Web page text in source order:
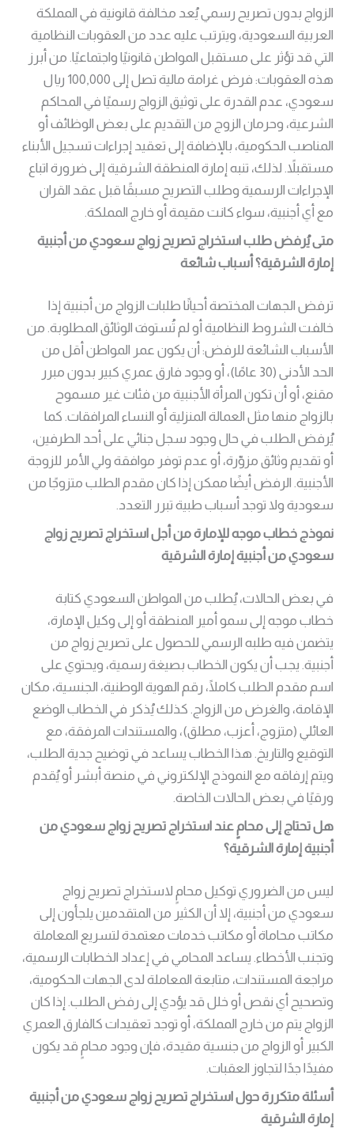
الزواج بدون تصريح رسمي يُعد مخالفة قانونية في المملكة
العربية السعودية، ويترتب عليه عدد من العقوبات النظامية
التي قد تؤثر على مستقبل المواطن قانونيًا واجتماعيًا. من أبرز
هذه العقوبات: فرض غرامة مالية تصل إلى 100,000 ريال
سعودي، عدم القدرة على توثيق الزواج رسميًا في المحاكم
الشرعية، وحرمان الزوج من التقديم على بعض الوظائف أو
المناصب الحكومية، بالإضافة إلى تعقيد إجراءات تسجيل الأبناء
مستقبلاً. لذلك، تنبه إمارة المنطقة الشرقية إلى ضرورة اتباع
الإجراءات الرسمية وطلب التصريح مسبقًا قبل عقد القران
مع أي أجنبية، سواء كانت مقيمة أو خارج المملكة.
متى يُرفض طلب استخراج تصريح زواج سعودي من أجنبية
إمارة الشرقية؟ أسباب شائعة
ترفض الجهات المختصة أحيانًا طلبات الزواج من أجنبية إذا
خالفت الشروط النظامية أو لم تُستوفَ الوثائق المطلوبة. من
الأسباب الشائعة للرفض: أن يكون عمر المواطن أقل من
الحد الأدنى (30 عامًا)، أو وجود فارق عمري كبير بدون مبرر
مقنع، أو أن تكون المرأة الأجنبية من فئات غير مسموح
بالزواج منها مثل العمالة المنزلية أو النساء المرافقات. كما
يُرفض الطلب في حال وجود سجل جنائي على أحد الطرفين،
أو تقديم وثائق مزوّرة، أو عدم توفر موافقة ولي الأمر للزوجة
الأجنبية. الرفض أيضًا ممكن إذا كان مقدم الطلب متزوجًا من
سعودية ولا توجد أسباب طبية تبرر التعدد.
نموذج خطاب موجه للإمارة من أجل استخراج تصريح زواج
سعودي من أجنبية إمارة الشرقية
في بعض الحالات، يُطلب من المواطن السعودي كتابة
خطاب موجه إلى سمو أمير المنطقة أو إلى وكيل الإمارة،
يتضمن فيه طلبه الرسمي للحصول على تصريح زواج من
أجنبية. يجب أن يكون الخطاب بصيغة رسمية، ويحتوي على
اسم مقدم الطلب كاملًا، رقم الهوية الوطنية، الجنسية، مكان
الإقامة، والغرض من الزواج. كذلك يُذكر في الخطاب الوضع
العائلي (متزوج، أعزب، مطلق)، والمستندات المرفقة، مع
التوقيع والتاريخ. هذا الخطاب يساعد في توضيح جدية الطلب،
ويتم إرفاقه مع النموذج الإلكتروني في منصة أبشر أو يُقدم
ورقيًا في بعض الحالات الخاصة.
هل تحتاج إلى محامٍ عند استخراج تصريح زواج سعودي من
أجنبية إمارة الشرقية؟
ليس من الضروري توكيل محامٍ لاستخراج تصريح زواج
سعودي من أجنبية، إلا أن الكثير من المتقدمين يلجأون إلى
مكاتب محاماة أو مكاتب خدمات معتمدة لتسريع المعاملة
وتجنب الأخطاء. يساعد المحامي في إعداد الخطابات الرسمية،
مراجعة المستندات، متابعة المعاملة لدى الجهات الحكومية،
وتصحيح أي نقص أو خلل قد يؤدي إلى رفض الطلب. إذا كان
الزواج يتم من خارج المملكة، أو توجد تعقيدات كالفارق العمري
الكبير أو الزواج من جنسية مقيدة، فإن وجود محامٍ قد يكون
مفيدًا جدًا لتجاوز العقبات.
أسئلة متكررة حول استخراج تصريح زواج سعودي من أجنبية
إمارة الشرقية